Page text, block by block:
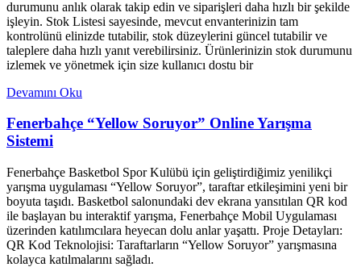
durumunu anlık olarak takip edin ve siparişleri daha hızlı bir şekilde
işleyin. Stok Listesi sayesinde, mevcut envanterinizin tam
kontrolünü elinizde tutabilir, stok düzeylerini güncel tutabilir ve
taleplere daha hızlı yanıt verebilirsiniz. Ürünlerinizin stok durumunu
izlemek ve yönetmek için size kullanıcı dostu bir
Devamını Oku
Fenerbahçe “Yellow Soruyor” Online Yarışma
Sistemi
Fenerbahçe Basketbol Spor Kulübü için geliştirdiğimiz yenilikçi
yarışma uygulaması “Yellow Soruyor”, taraftar etkileşimini yeni bir
boyuta taşıdı. Basketbol salonundaki dev ekrana yansıtılan QR kod
ile başlayan bu interaktif yarışma, Fenerbahçe Mobil Uygulaması
üzerinden katılımcılara heyecan dolu anlar yaşattı. Proje Detayları:
QR Kod Teknolojisi: Taraftarların “Yellow Soruyor” yarışmasına
kolayca katılmalarını sağladı.